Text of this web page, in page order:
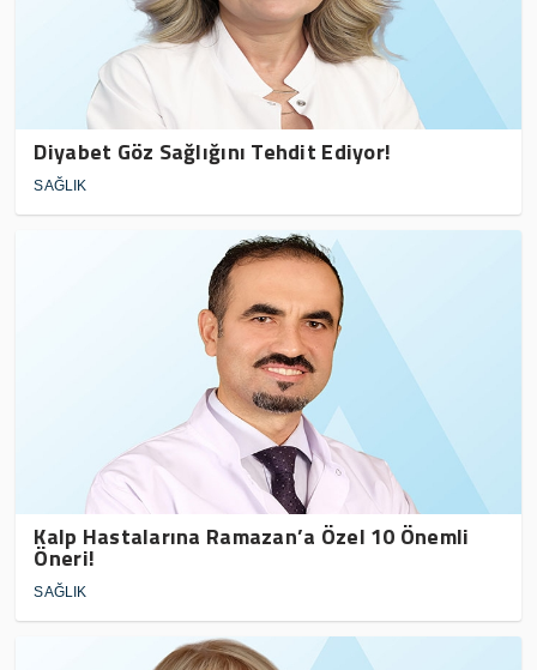
Diyabet Göz Sağlığını Tehdit Ediyor!
SAĞLIK
Kalp Hastalarına Ramazan’a Özel 10 Önemli
Öneri!
SAĞLIK